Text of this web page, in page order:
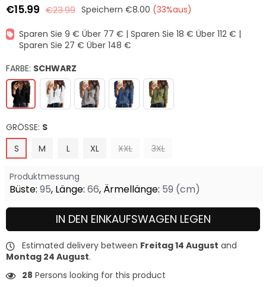
Normaler
Preis
€15.99 €23.99 Speichern €8.00 (33%aus)
Sparen Sie 9 € Über 77 € | Sparen Sie 18 € Über 112 € |
Sparen Sie 27 € Über 148 €
FARBE: SCHWARZ
GRÖSSE: S
S
M L XL XXL 3XL
Produktmessung
Büste: 95, Länge: 66, Ärmellänge: 59 (cm)
IN DEN EINKAUFSWAGEN LEGEN
Estimated delivery between Freitag 14 August and
Montag 24 August.
28 Persons looking for this product